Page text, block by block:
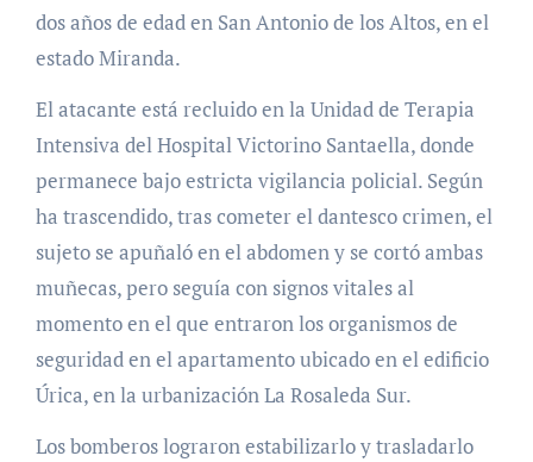
dos años de edad en San Antonio de los Altos, en el
estado Miranda.
El atacante está recluido en la Unidad de Terapia
Intensiva del Hospital Victorino Santaella, donde
permanece bajo estricta vigilancia policial. Según
ha trascendido, tras cometer el dantesco crimen, el
sujeto se apuñaló en el abdomen y se cortó ambas
muñecas, pero seguía con signos vitales al
momento en el que entraron los organismos de
seguridad en el apartamento ubicado en el edificio
Úrica, en la urbanización La Rosaleda Sur.
Los bomberos lograron estabilizarlo y trasladarlo